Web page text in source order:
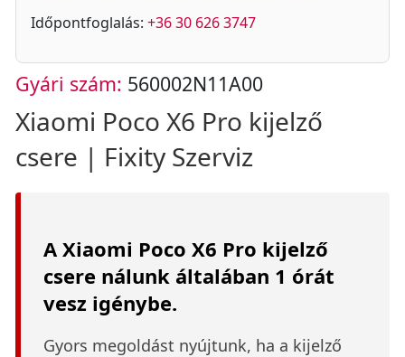
Időpontfoglalás: +36 30 626 3747
Gyári szám: 560002N11A00
Xiaomi Poco X6 Pro kijelző
csere | Fixity Szerviz
A Xiaomi Poco X6 Pro kijelző
csere nálunk általában 1 órát
vesz igénybe.
Gyors megoldást nyújtunk, ha a kijelző